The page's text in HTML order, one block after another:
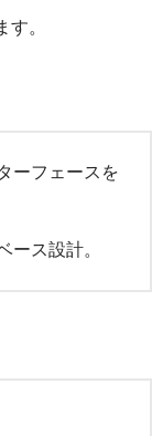
。
ーフェースを
ース設計。